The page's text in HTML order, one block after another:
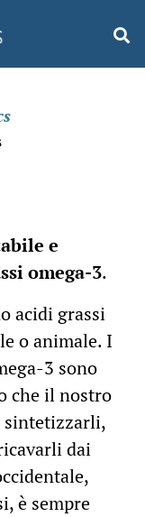
e
omega-3.
acidi grassi
o animale. I
3 sono
che il nostro
sintetizzarli,
dai
è sempre